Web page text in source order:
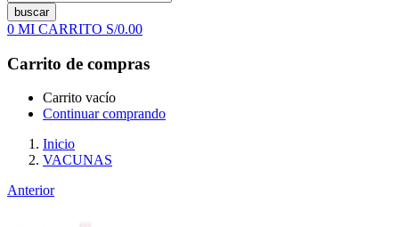
buscar
0 MI CARRITO S/0.00
Carrito de compras
Carrito vacío
Continuar comprando
Inicio
VACUNAS
Anterior